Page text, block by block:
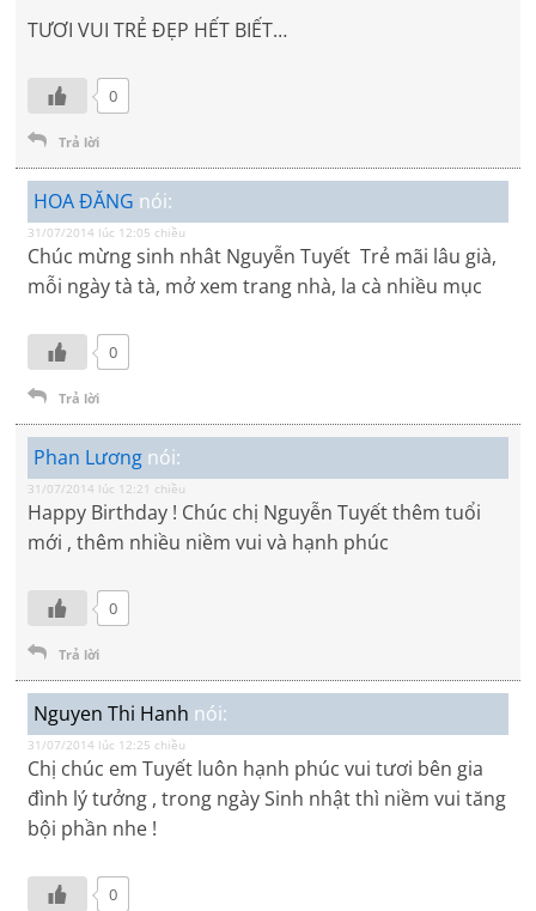
TƯƠI VUI TRẺ ĐẸP HẾT BIẾT…
0
Trả lời
HOA ĐĂNG nói:
31/07/2014 lúc 12:05 chiều
Chúc mừng sinh nhât Nguyễn Tuyết Trẻ mãi lâu già,
mỗi ngày tà tà, mở xem trang nhà, la cà nhiều mục
0
Trả lời
Phan Lương nói:
31/07/2014 lúc 12:21 chiều
Happy Birthday ! Chúc chị Nguyễn Tuyết thêm tuổi
mới , thêm nhiều niềm vui và hạnh phúc
0
Trả lời
Nguyen Thi Hanh nói:
31/07/2014 lúc 12:25 chiều
Chị chúc em Tuyết luôn hạnh phúc vui tươi bên gia
đình lý tưởng , trong ngày Sinh nhật thì niềm vui tăng
bội phần nhe !
0